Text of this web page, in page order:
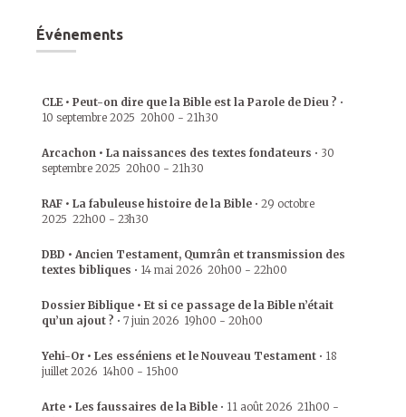
Événements
CLE • Peut-on dire que la Bible est la Parole de Dieu ? •
10 septembre 2025 20h00 - 21h30
Arcachon • La naissances des textes fondateurs • 30
septembre 2025 20h00 - 21h30
RAF • La fabuleuse histoire de la Bible • 29 octobre
2025 22h00 - 23h30
DBD • Ancien Testament, Qumrân et transmission des
textes bibliques • 14 mai 2026 20h00 - 22h00
Dossier Biblique • Et si ce passage de la Bible n’était
qu’un ajout ? • 7 juin 2026 19h00 - 20h00
Yehi-Or • Les esséniens et le Nouveau Testament • 18
juillet 2026 14h00 - 15h00
Arte • Les faussaires de la Bible • 11 août 2026 21h00 -